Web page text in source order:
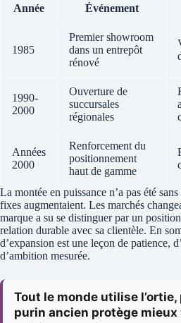
Année Événement
1985
Premier showroom
dans un entrepôt
rénové
1990-
2000
Ouverture de
succursales
régionales
Années
2000
Renforcement du
positionnement
haut de gamme
La montée en puissance n’a pas été
fixes augmentaient. Les marchés
marque a su se distinguer par un
relation durable avec sa clientèle. En
d’expansion est une leçon de patience,
d’ambition mesurée.
Tout le monde utilise
purin ancien protège mieux